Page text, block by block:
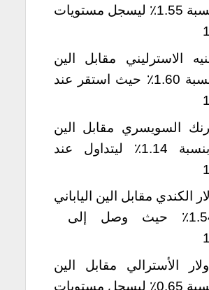
بنسبة 1.55٪ ليسجل مستويات
الاسترليني مقابل الين
الياباني بنسبة 1.60٪ حيث استقر عند
السويسري مقابل الين
الياباني بنسبة 1.14٪ ليتداول عند
الكندي مقابل الين الياباني
بنسبة 1.54٪ حيث وصل إلى
الأسترالي مقابل الين
الياباني بنسبة 0.65٪ ليسجل مستويات